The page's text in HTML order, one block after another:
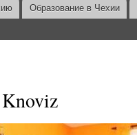
Образование в Чехии